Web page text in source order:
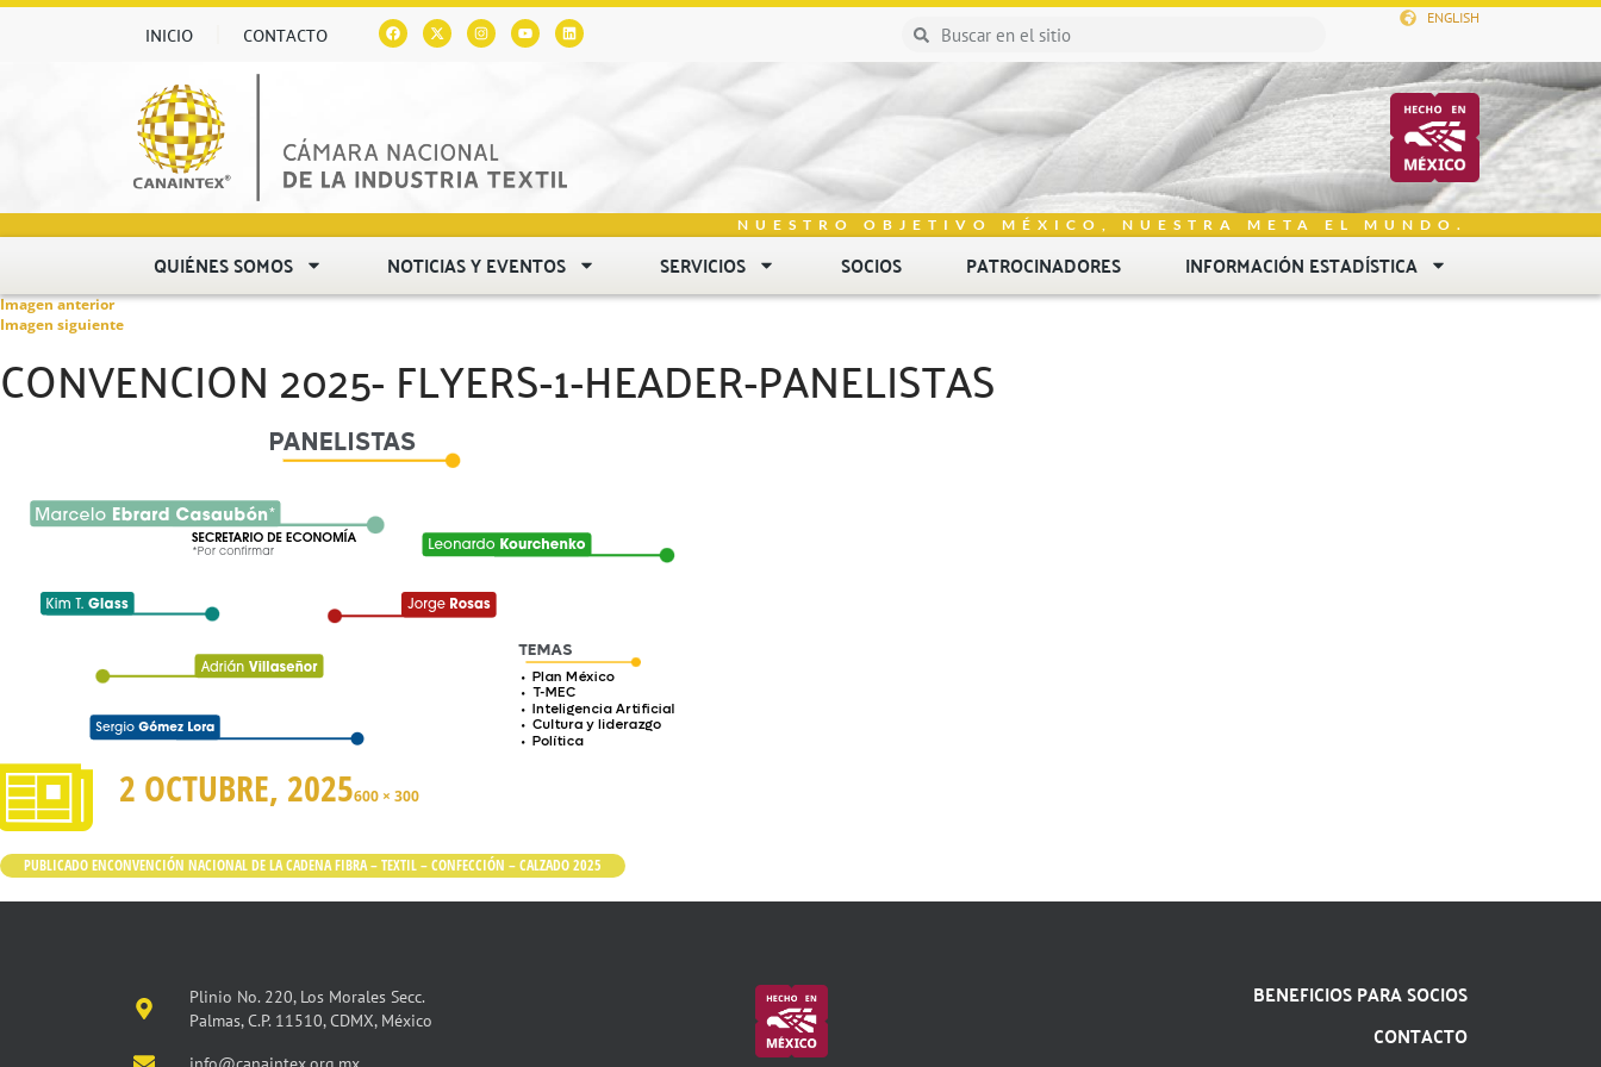
INICIO CONTACTO
ENGLISH
NUESTRO OBJETIVO MÉXICO, NUESTRA META EL MUNDO.
QUIÉNES SOMOS NOTICIAS Y EVENTOS SERVICIOS SOCIOS PATROCINADORES INFORMACIÓN ESTADÍSTICA
Imagen anterior
Imagen siguiente
CONVENCION 2025- FLYERS-1-HEADER-PANELISTAS
2 OCTUBRE, 2025600 × 300
PUBLICADO ENCONVENCIÓN NACIONAL DE LA CADENA FIBRA – TEXTIL – CONFECCIÓN – CALZADO 2025
Plinio No. 220, Los Morales Secc.
Palmas, C.P. 11510, CDMX, México
BENEFICIOS PARA SOCIOS
CONTACTO